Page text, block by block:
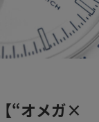
“オメガ×